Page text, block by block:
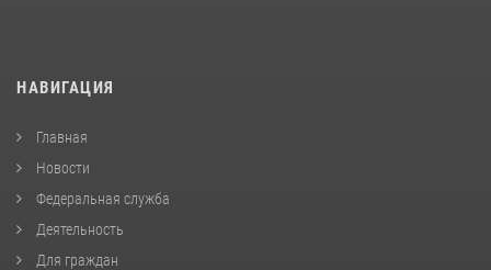
НАВИГАЦИЯ
Главная
Новости
Федеральная служба
Деятельность
Для граждан